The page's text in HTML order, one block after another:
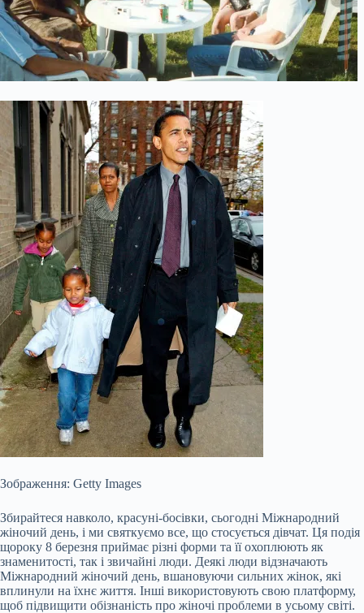
Зображення: Getty Images
Збирайтеся навколо, красуні-босівки, сьогодні Міжнародний
жіночий день, і ми святкуємо все, що стосується дівчат. Ця подія
щороку 8 березня приймає різні форми та її охоплюють як
знаменитості, так і звичайні люди. Деякі люди відзначають
Міжнародний жіночий день, вшановуючи сильних жінок, які
вплинули на їхнє життя. Інші використовують свою платформу,
щоб підвищити обізнаність про жіночі проблеми в усьому світі.